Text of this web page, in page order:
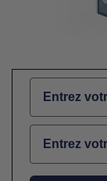
Name
Email